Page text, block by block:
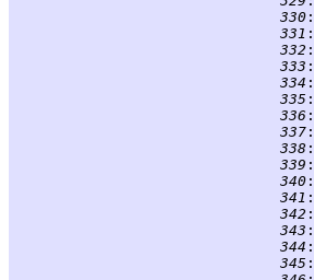
330 :
331 :
332 :
333 :
334 :
335 :
336 :
337 :
338 :
339 :
340 :
341 :
342 :
343 :
344 :
345 :